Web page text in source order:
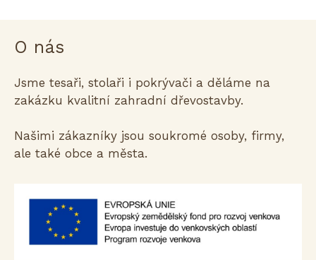
O nás
Jsme tesaři, stolaři i pokrývači a děláme na
zakázku kvalitní zahradní dřevostavby.
Našimi zákazníky jsou soukromé osoby, firmy,
ale také obce a města.